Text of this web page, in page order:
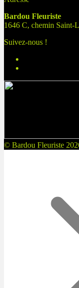
Bardou Fleuriste
1646 C, chemin Saint-
Suivez-nous !
© Bardou Fleuriste